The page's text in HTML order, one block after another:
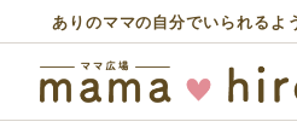
ありのママの自分でいられるよ